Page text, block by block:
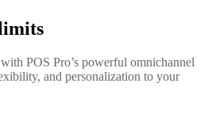
POS Pro’s powerful omnichannel
and personalization to your